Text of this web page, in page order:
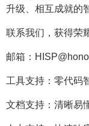
升级、相互成就的
联系我们，获得荣
邮箱：
工具支持：零代码
文档支持：清晰易